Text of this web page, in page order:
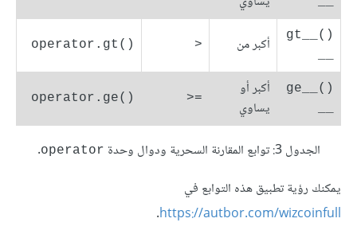
()__gt
أكبر من <
operator.gt()‎
()__ge
أكبر أو
يساوي
=<
operator.ge()‎
الجدول 3: توابع المقارنة السحرية ودوال وحدة operator
.
يمكنك رؤية تطبيق هذه التوابع في
https://autbor.com/wizcoinfull
.